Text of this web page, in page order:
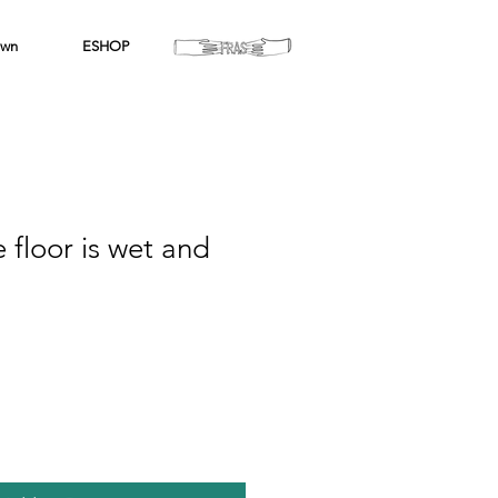
ESHOP
floor is wet and